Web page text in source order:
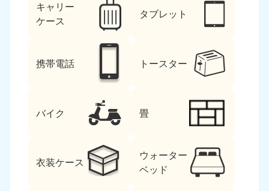
キャリー
ケース
タブレット
携帯電話 トースター
バイク 畳
衣装ケース
ウォーター
ベッド